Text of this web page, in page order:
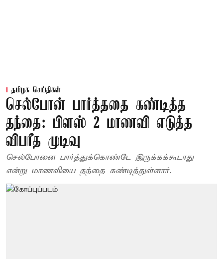
தமிழக செய்திகள்
செல்போன் பார்த்ததை கண்டித்த
தந்தை: பிளஸ் 2 மாணவி எடுத்த
விபரீத முடிவு
செல்போனை பார்த்துக்கொண்டே இருக்கக்கூடாது
என்று மாணவியை தந்தை கண்டித்துள்ளார்.